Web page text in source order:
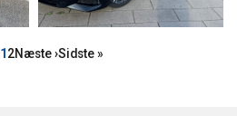
Side
1Side
2Næste
Næste ›Sidste
Sidste »